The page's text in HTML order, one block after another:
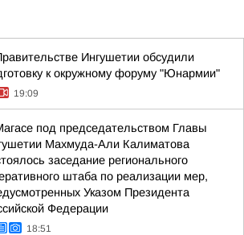
Ингушетии обсудили
к окружному форуму "Юнармии"
19:09
под председательством Главы
Махмуда-Али Калиматова
заседание регионального
штаба по реализации мер,
Указом Президента
Федерации
18:51